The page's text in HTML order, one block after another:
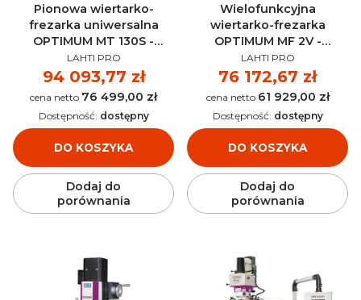
Pionowa wiertarko-
frezarka uniwersalna
OPTIMUM MT 130S -
3344110
PRODUCENT
LAHTI PRO
Cena
94 093,77 zł
Cena 76 499,00 zł
DO KOSZYKA
Dostępność: dostępny
Dodaj do
porównania
Wielofunkcyjna
wiertarko-frezarka
OPTIMUM MF 2V -
3336030
PRODUCENT
LAHTI PRO
Cena
76 172,67 zł
Cena 61 929,00 zł
DO KOSZYKA
Dostępność: dostępny
Dodaj do
porównania